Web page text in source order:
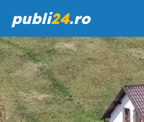
publi24.ro